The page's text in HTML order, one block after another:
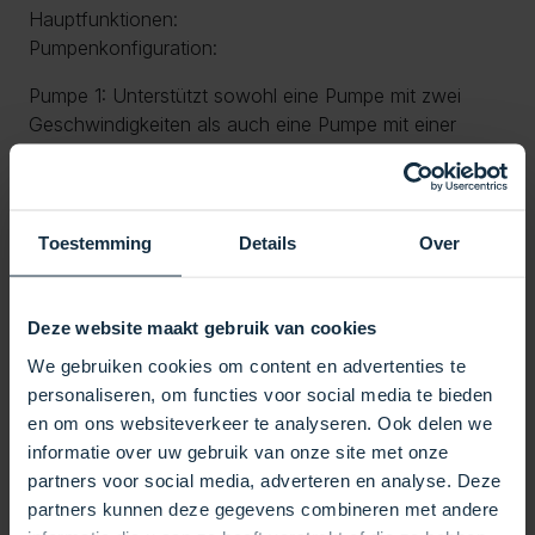
Toestemming Details Over
Deze website maakt gebruik van cookies
We gebruiken cookies om content en advertenties te
personaliseren, om functies voor social media te bieden
en om ons websiteverkeer te analyseren. Ook delen we
informatie over uw gebruik van onze site met onze
partners voor social media, adverteren en analyse. Deze
partners kunnen deze gegevens combineren met andere
Hauptfunktionen:
Pumpenkonfiguration:
Pumpe 1: Unterstützt sowohl eine Pumpe mit zwei
Geschwindigkeiten als auch eine Pumpe mit einer
Geschwindigkeit, je nachdem, ob eine Umwälzpumpe
Heizung: Ein eingebautes 2-kW-Heizelement, perfekt
Ozonators zur Verbesserung der Wasserqualität.
Beleuchtung:
Beleuchtung: Lichtanschluss zur individuellen
Gestaltung des Ambientes Ihres Spas.
Kompatibilität und Steuerung:
Kompatibel mit: Die Balboa BP200-Steuerbox ist mit